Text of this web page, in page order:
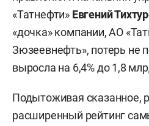
«Татнефти» Евгений
«дочка» компании, АО
Зюзеевнефть», потерь не
выросла на 6,4% до 1,8
Подытоживая сказанное,
расширенный рейтинг